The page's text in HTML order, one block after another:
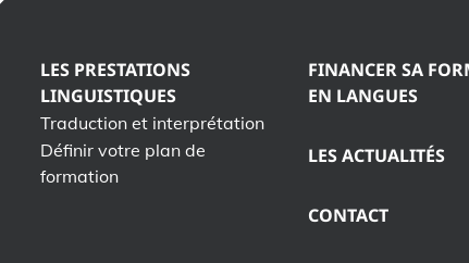
LES PRESTATIONS
LINGUISTIQUES
Traduction et interprétation
Définir votre plan de
formation
FINANCER SA
EN LANGUES
LES ACTUALITÉS
CONTACT